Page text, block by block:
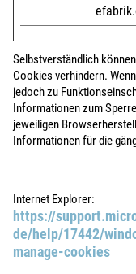
Selbstverständlich
Cookies verhindern.
jedoch zu
Informationen zum
jeweiligen
Informationen für die
Internet Explorer:
https://
de/help/17442/
manage-cookies